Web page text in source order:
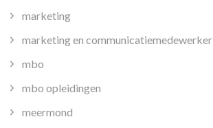
marketing
marketing en communicatiemedewerker
mbo
mbo opleidingen
meermond